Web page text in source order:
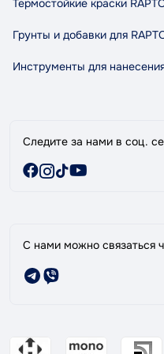
Индикативный расход
Бренды
Термостойкие краски
Грунты и добавки для
Инструменты для
Следите за нами в соц.
С нами можно связаться